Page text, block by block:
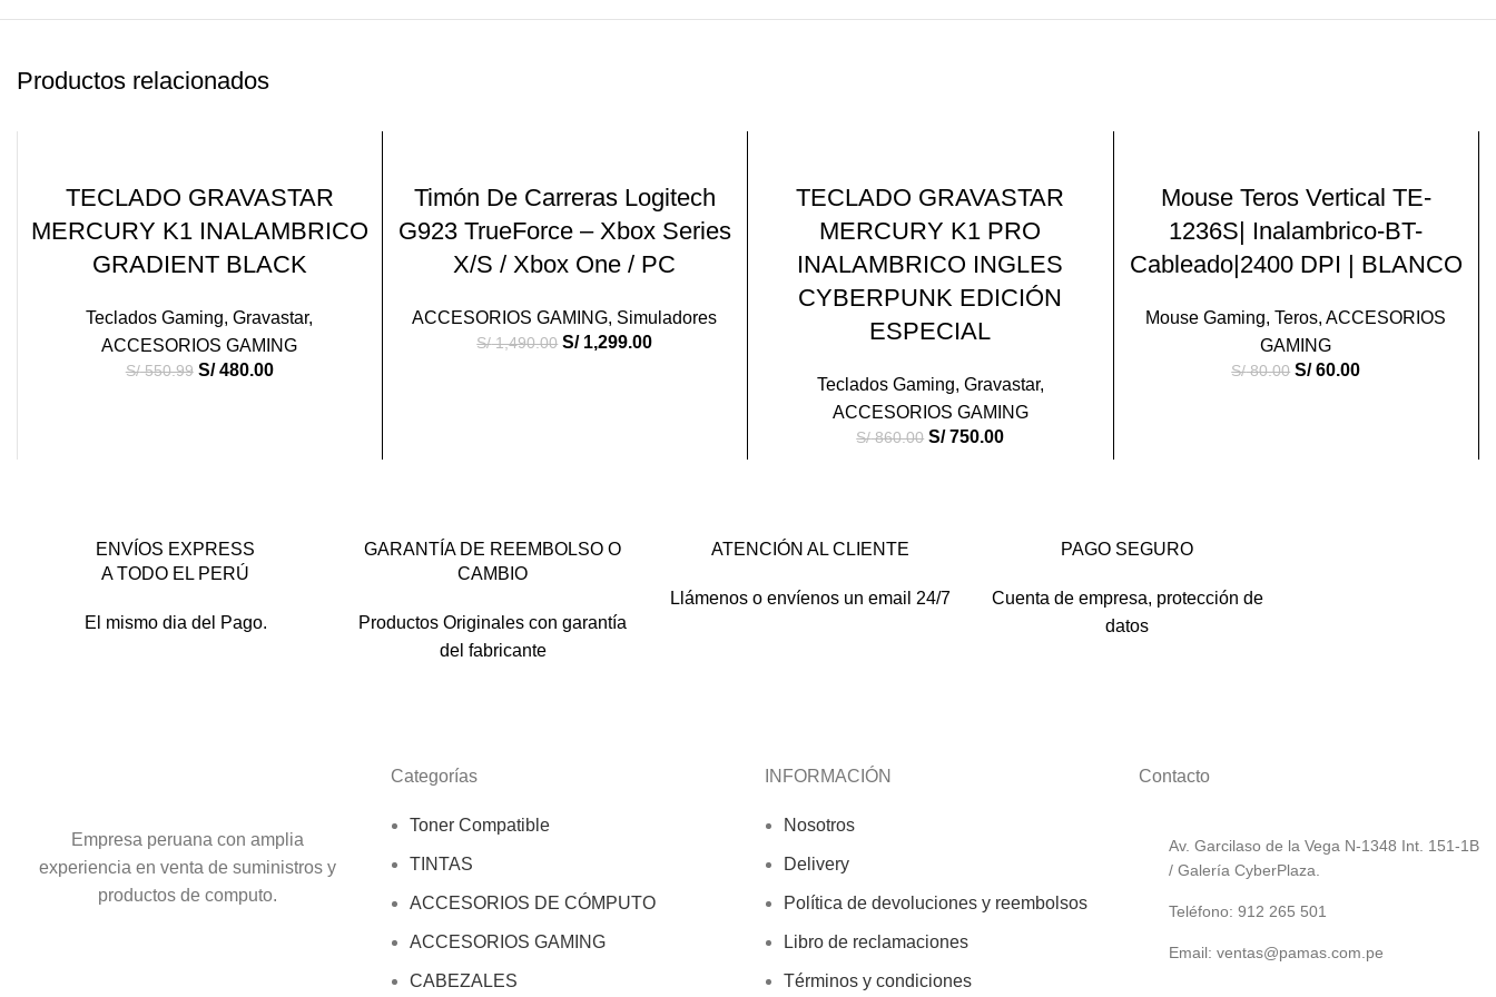
Productos relacionados
TECLADO GRAVASTAR
MERCURY K1 INALAMBRICO
GRADIENT BLACK
Teclados Gaming,Gravastar,
ACCESORIOS GAMING
S/550.99 S/480.00
Timón De Carreras Logitech
G923 TrueForce – Xbox Series
X/S / Xbox One / PC
ACCESORIOS GAMING, Simuladores
S/1,490.00 S/1,299.00
TECLADO GRAVASTAR
MERCURY K1 PRO
INALAMBRICO INGLES
CYBERPUNK EDICIÓN
ESPECIAL
Teclados Gaming, Gravastar,
ACCESORIOS GAMING
S/860.00 S/750.00
VEND
IDO
Mouse Teros Vertical TE-
1236S| Inalambrico-BT-
Cableado|2400 DPI | BLANCO
Mouse Gaming,Teros,ACCESORIOS
GAMING
S/80.00 S/60.00
ENVÍOS EXPRESS
A TODO EL PERÚ
El mismo dia del Pago.
GARANTÍA DE REEMBOLSO O
CAMBIO
Productos Originales con garantía
del fabricante
ATENCIÓN AL CLIENTE
Llámenos o envíenos un email 24/7
PAGO SEGURO
Cuenta de empresa, protección de
datos
Empresa peruana con amplia
experiencia en venta de suministros y
productos de computo.
Categorías
Toner Compatible
TINTAS
ACCESORIOS DE CÓMPUTO
ACCESORIOS GAMING
CABEZALES
INFORMACIÓN
Nosotros
Delivery
Política de devoluciones y reembolsos
Libro de reclamaciones
Términos y condiciones
Contacto
Av. Garcilaso de la Vega N-1348 Int. 151-1B
/ Galería CyberPlaza.
Teléfono: 912 265 501
Email: ventas@pamas.com.pe